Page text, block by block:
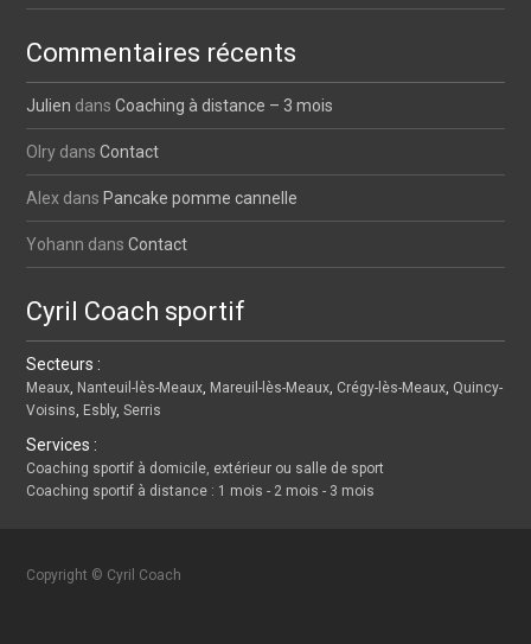
Commentaires récents
Julien dansCoaching à distance – 3 mois
Olry dansContact
Alex dans Pancake pomme cannelle
Yohann dansContact
Cyril Coach sportif
Secteurs :
Meaux, Nanteuil-lès-Meaux, Mareuil-lès-Meaux, Crégy-lès-Meaux, Quincy-
Voisins, Esbly,Serris
Services :
Coaching sportif à domicile, extérieur ou salle de sport
Coaching sportif à distance : 1 mois - 2 mois - 3 mois
Copyright © Cyril Coach